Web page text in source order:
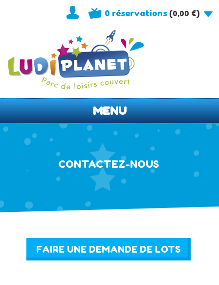
0 réservations(0,00 €)
MENU
CONTACTEZ-NOUS
FAIRE UNE DEMANDE DE LOTS